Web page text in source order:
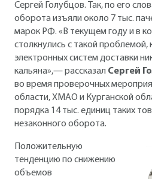
Сергей Голубцов. Так, по его
оборота изъяли около 7 тыс.
марок РФ. «В текущем году и в
столкнулись с такой проблемой,
электронных систем доставки
кальяна»,— рассказал Сергей
во время проверочных
области, ХМАО и Курганской
порядка 14 тыс. единиц таких
незаконного оборота.
Положительную
тенденцию по снижению
объемов